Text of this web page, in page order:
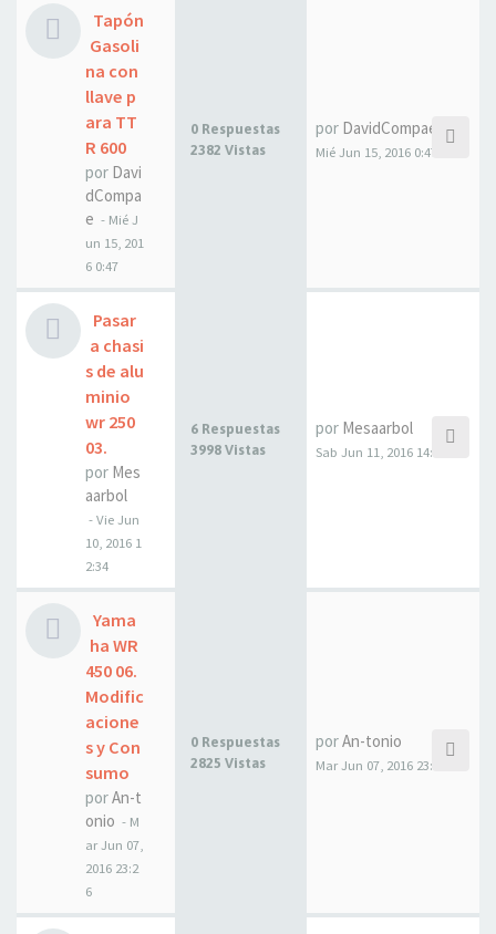
Tapón
Gasoli
na con
llave p
ara TT
R 600
por Davi
dCompa
e - Mié J
un 15, 201
6 0:47
0 Respuestas
2382 Vistas
por DavidCompae
Mié Jun 15, 2016 0:47
Pasar
a chasi
s de alu
minio
wr 250
03.
por Mes
aarbol
- Vie Jun
10, 2016 1
2:34
6 Respuestas
3998 Vistas
por Mesaarbol
Sab Jun 11, 2016 14:02
Yama
ha WR
450 06.
Modific
acione
s y Con
sumo
porAn-t
onio - M
ar Jun 07,
2016 23:2
6
0 Respuestas
2825 Vistas
porAn-tonio
Mar Jun 07, 2016 23:26